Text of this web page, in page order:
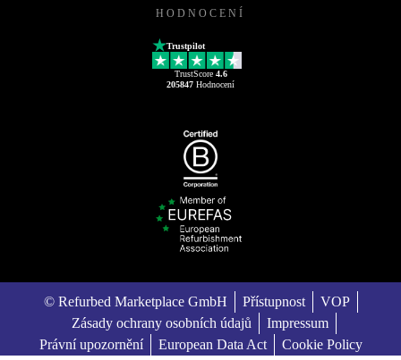
HODNOCENÍ
Trustpilot
TrustScore 4.6
205847 Hodnocení
© Refurbed Marketplace GmbH Přístupnost
VOP
Zásady ochrany osobních údajů
Impressum
Právní upozornění
European Data Act Cookie Policy